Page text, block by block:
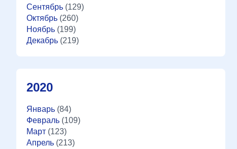
Сентябрь (129)
Октябрь (260)
Ноябрь (199)
Декабрь (219)
2020
Январь (84)
Февраль (109)
Март (123)
Апрель (213)